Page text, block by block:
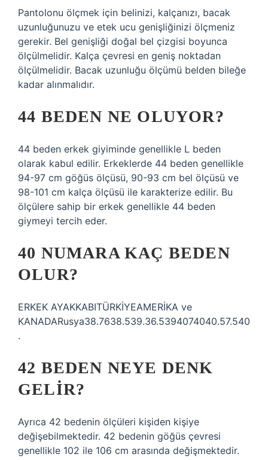
Pantolonu ölçmek için belinizi, kalçanızı, bacak
uzunluğunuzu ve etek ucu genişliğinizi ölçmeniz
gerekir. Bel genişliği doğal bel çizgisi boyunca
ölçülmelidir. Kalça çevresi en geniş noktadan
ölçülmelidir. Bacak uzunluğu ölçümü belden bileğe
kadar alınmalıdır.
44 BEDEN NE OLUYOR?
44 beden erkek giyiminde genellikle L beden
olarak kabul edilir. Erkeklerde 44 beden genellikle
94-97 cm göğüs ölçüsü, 90-93 cm bel ölçüsü ve
98-101 cm kalça ölçüsü ile karakterize edilir. Bu
ölçülere sahip bir erkek genellikle 44 beden
giymeyi tercih eder.
40 NUMARA KAÇ BEDEN
OLUR?
ERKEK AYAKKABITÜRKİYEAMERİKA ve
KANADARusya38.7638.539.36.5394074040.57.540
.
42 BEDEN NEYE DENK
GELIR?
Ayrıca 42 bedenin ölçüleri kişiden kişiye
değişebilmektedir. 42 bedenin göğüs çevresi
genellikle 102 ile 106 cm arasında değişmektedir.